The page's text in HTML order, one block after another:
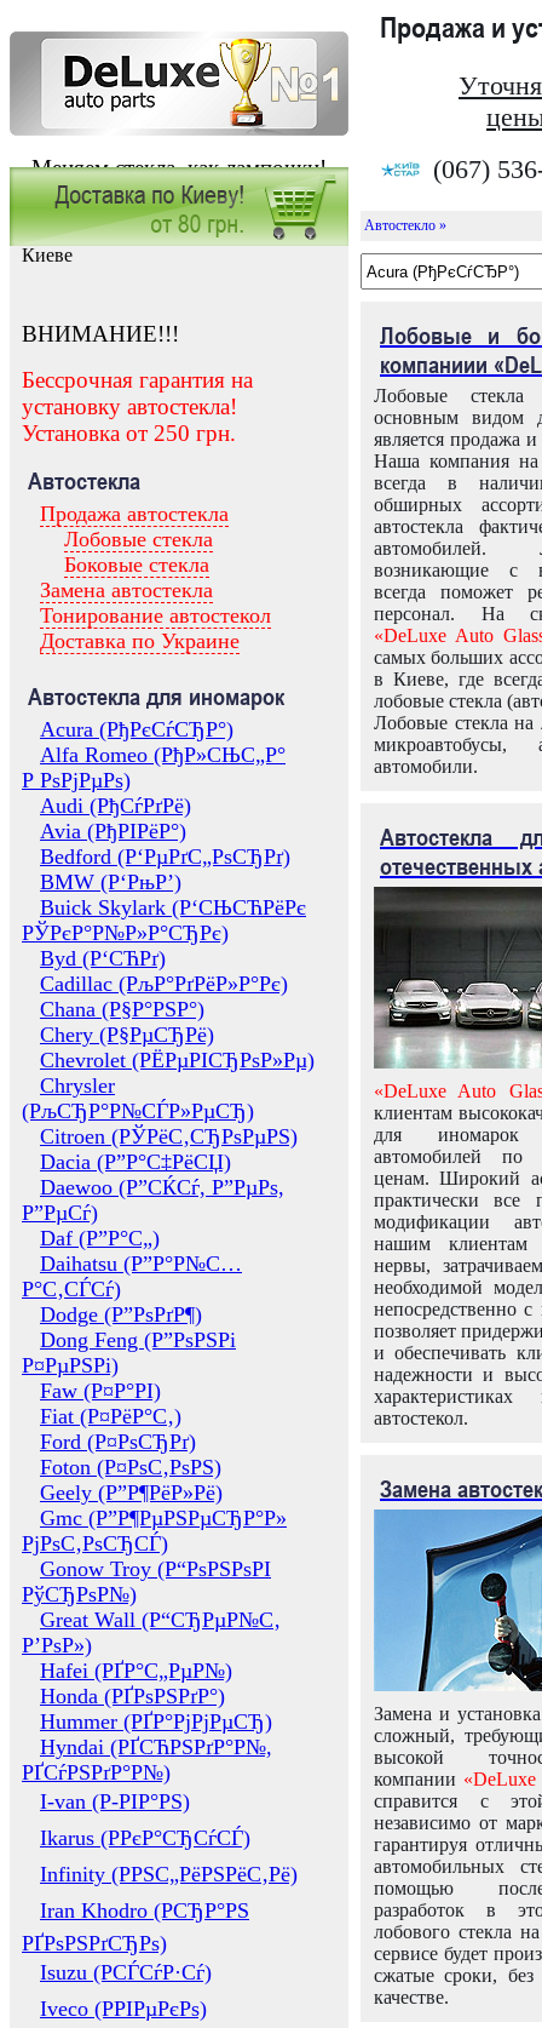
Меняем стекла, как лампочки!
Продажа и
(067)
Заказать установку автостекла в
Киеве
ВНИМАНИЕ!!!
Бессрочная гарантия на
установку автостекла!
Установка от 250 грн.
Автостекла
Продажа автостекла
Лобовые стекла
Боковые стекла
Замена автостекла
Тонирование автостекол
Доставка по Украине
Автостекла для иномарок
Acura (РђРєСѓСЂР°)
Alfa Romeo (РђР»СЊС„Р°
Р РѕРјРµРѕ)
Audi (РђСѓРґРё)
Avia (РђРІРёР°)
Bedford (Р‘РµРґС„РѕСЂРґ)
BMW (Р‘РњР’)
Buick Skylark (Р‘СЊСЋРёРє
РЎРєР°Р№Р»Р°СЂРє)
Byd (Р‘СЋРґ)
Cadillac (РљР°РґРёР»Р°Рє)
Chana (Р§Р°РЅР°)
Chery (Р§РµСЂРё)
Chevrolet (РЁРµРІСЂРѕР»Рµ)
Chrysler
(РљСЂР°Р№СЃР»РµСЂ)
Citroen (РЎРёС‚СЂРѕРµРЅ)
Dacia (Р”Р°С‡РёСЏ)
Daewoo (Р”СЌСѓ, Р”РµРѕ,
Р”РµСѓ)
Daf (Р”Р°С„)
Daihatsu (Р”Р°Р№С…
Р°С‚СЃСѓ)
Dodge (Р”РѕРґР¶)
Dong Feng (Р”РѕРЅРі
Р¤РµРЅРі)
Faw (Р¤Р°РІ)
Fiat (Р¤РёР°С‚)
Ford (Р¤РѕСЂРґ)
Foton (Р¤РѕС‚РѕРЅ)
Geely (Р”Р¶РёР»Рё)
Gmc (Р”Р¶РµРЅРµСЂР°Р»
РјРѕС‚РѕСЂСЃ)
Gonow Troy (Р“РѕРЅРѕРІ
РўСЂРѕР№)
Great Wall (Р“СЂРµР№С‚
Р’РѕР»)
Hafei (РҐР°С„РµР№)
Honda (РҐРѕРЅРґР°)
Hummer (РҐР°РјРјРµСЂ)
Hyndai (РҐСЋРЅРґР°Р№,
РҐСѓРЅРґР°Р№)
I-van (Р-РІР°РЅ)
Ikarus (РРєР°СЂСѓСЃ)
Infinity (РРЅС„РёРЅРёС‚Рё)
Iran Khodro (РСЂР°РЅ
РҐРѕРЅРґСЂРѕ)
Isuzu (РСЃСѓР·Сѓ)
Iveco (РРІРµРєРѕ)
Автостекло »
Лобовые и
компаниии
Лобовые
основным видом
является продажа и
Наша компания на
всегда в
обширных
автостекла
возникающие с
всегда поможет
персонал. На
«DeLuxe Auto
самых больших
в Киеве, где
лобовые стекла
Лобовые стекла на
микроавтобусы,
автомобили.
Автостекла
отечественных
«DeLuxe Auto
клиентам
для иномарок
автомобилей
ценам. Широкий
практически все
модификации
нашим клиентам
нервы,
необходимой
непосредственно
позволяет
и обеспечивать
надежности и
автостекол.
Замена
Замена и
сложный,
высокой
компании «DeLuxe
справится с
независимо от
гарантируя
автомобильных
помощью
разработок в
лобового стекла
сервисе будет
сжатые сроки,
качестве.